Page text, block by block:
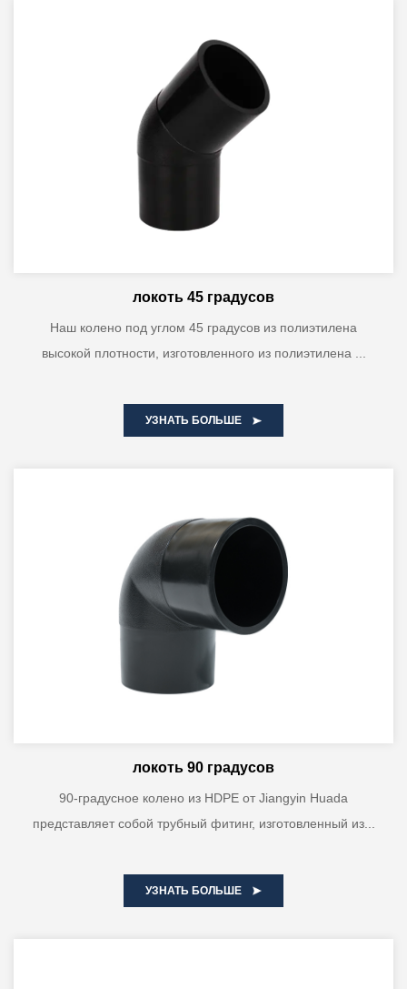
локоть 45 градусов
Наш колено под углом 45 градусов из полиэтилена
высокой плотности, изготовленного из полиэтилена ...
УЗНАТЬ БОЛЬШЕ
локоть 90 градусов
90-градусное колено из HDPE от Jiangyin Huada
представляет собой трубный фитинг, изготовленный из...
УЗНАТЬ БОЛЬШЕ